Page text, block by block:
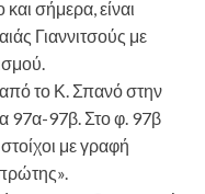
σήμερα, είναι
Γιαννιτσούς με
το Κ. Σπανό στην
97α-97β. Στο φ. 97β
με γραφή